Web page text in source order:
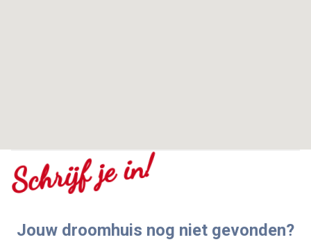
Jouw droomhuis nog niet gevonden?
Schrijf je in!